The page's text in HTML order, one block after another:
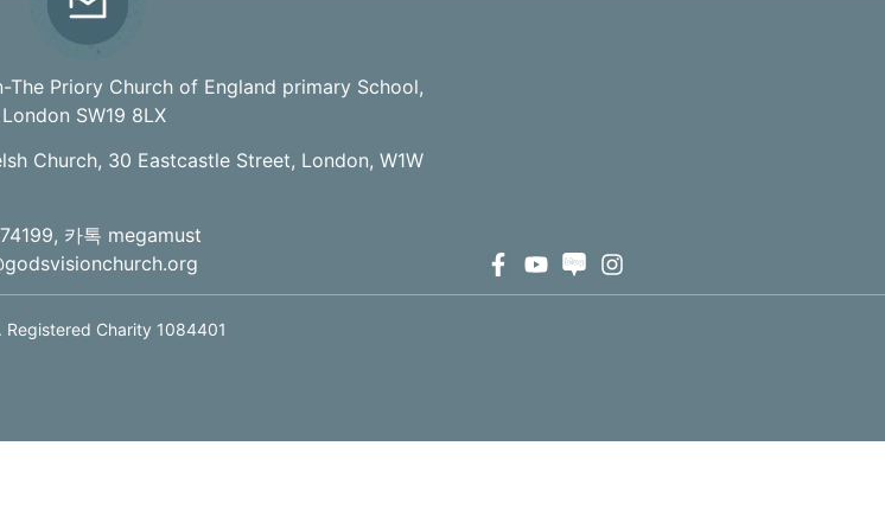
The Priory Church of England primary School,
London SW19 8LX
Church, 30 Eastcastle Street, London, W1W
카톡 megamust
Charity 1084401